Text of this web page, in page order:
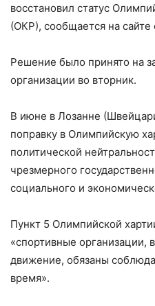
восстановил статус
(ОКР), сообщается на сайте
Решение было принято на
организации во вторник.
В июне в Лозанне
поправку в Олимпийскую
политической
чрезмерного
социального и
Пункт 5 Олимпийской
«спортивные организации,
движение, обязаны
время».